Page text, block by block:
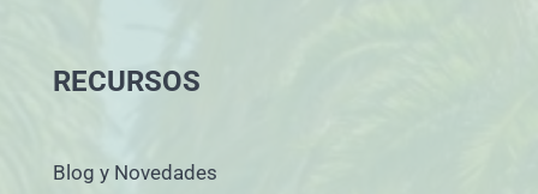
RECURSOS
Blog y Novedades